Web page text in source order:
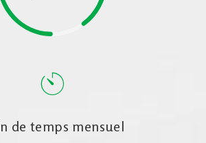
de temps mensuel